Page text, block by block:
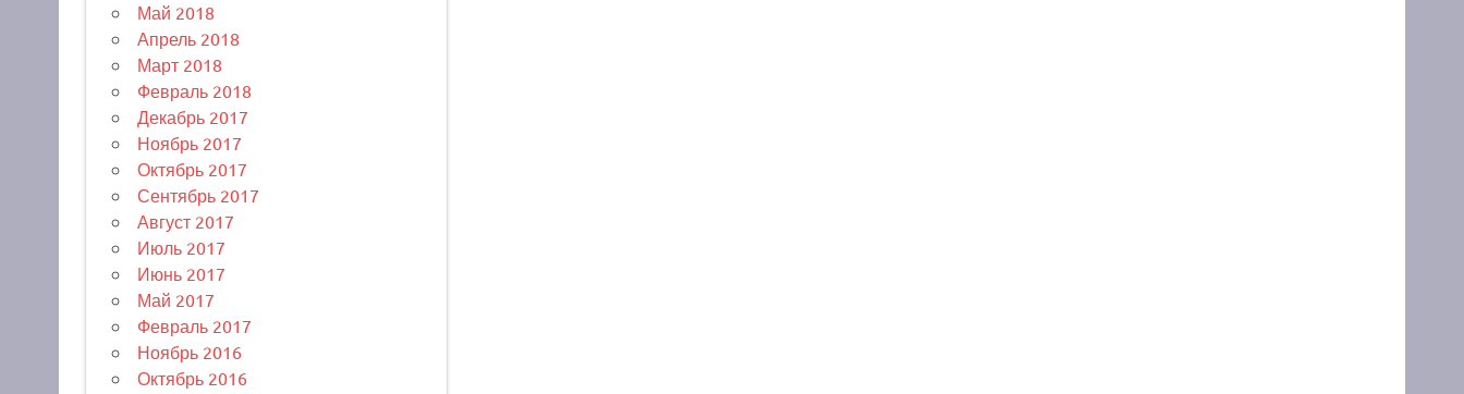
Май 2018
Апрель 2018
Март 2018
Февраль 2018
Декабрь 2017
Ноябрь 2017
Октябрь 2017
Сентябрь 2017
Август 2017
Июль 2017
Июнь 2017
Май 2017
Февраль 2017
Ноябрь 2016
Октябрь 2016